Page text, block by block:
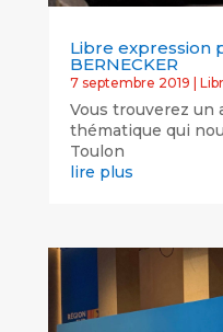
Libre expression
BERNECKER
7 septembre 2019
Vous trouverez un
thématique qui
Toulon
lire plus